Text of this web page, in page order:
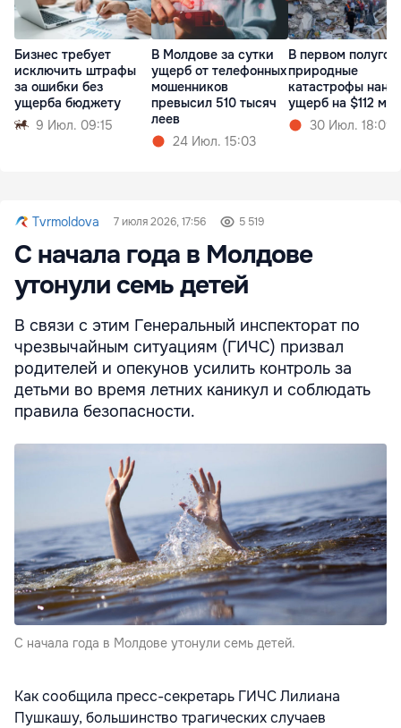
Бизнес требует
исключить штрафы
за ошибки без
ущерба бюджету
9 Июл. 09:15
В Молдове за сутки
ущерб от телефонных
мошенников
превысил 510 тысяч
леев
24 Июл. 15:03
В первом
природные
катастрофы
ущерб на $112
30 Июл. 18:09
Tvrmoldova 7 июля 2026, 17:56 5 519
С начала года в Молдове
утонули семь детей
В связи с этим Генеральный инспекторат по
чрезвычайным ситуациям (ГИЧС) призвал
родителей и опекунов усилить контроль за
детьми во время летних каникул и соблюдать
правила безопасности.
С начала года в Молдове утонули семь детей.
Как сообщила пресс-секретарь ГИЧС Лилиана
Пушкашу, большинство трагических случаев